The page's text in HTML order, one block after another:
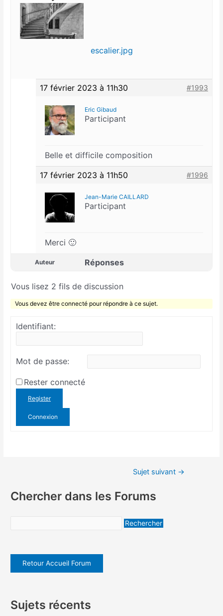
escalier.jpg
17 février 2023 à 11h30 #1993
Eric Gibaud
Participant
Belle et difficile composition
17 février 2023 à 11h50
#1996
Jean-Marie CAILLARD
Participant
Merci 🙂
Auteur Réponses
Vous lisez 2 fils de discussion
Vous devez être connecté pour répondre à ce sujet.
Identifiant:
Mot de passe:
Rester connecté
Register
Connexion
Sujet suivant →
Chercher dans les Forums
Retour Accueil Forum
Sujets récents